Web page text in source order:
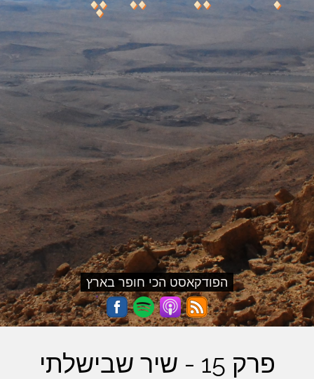
הפודקאסט הכי חופר בארץ
פרק 15 - שיר שבישלתי